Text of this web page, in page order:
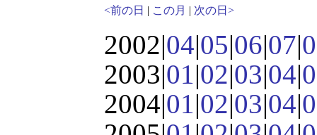
<前の日 | この月 | 次の日>
2002|04|05|06|07|
2003|01|02|03|04|
2004|01|02|03|04|